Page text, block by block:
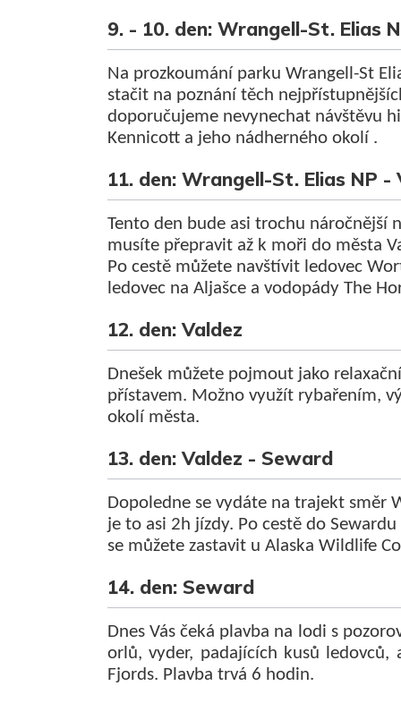
9. - 10. den: Wrangell-St. Elias
Na prozkoumání parku Wrangell-St
stačit na poznání těch
doporučujeme nevynechat návštěvu
Kennicott a jeho nádherného okolí .
11. den: Wrangell-St. Elias NP -
Tento den bude asi trochu náročnější
musíte přepravit až k moři do města
Po cestě můžete navštívit ledovec
ledovec na Aljašce a vodopády The
12. den: Valdez
Dnešek můžete pojmout jako
přístavem. Možno využít rybařením,
okolí města.
13. den: Valdez - Seward
Dopoledne se vydáte na trajekt směr
je to asi 2h jízdy. Po cestě do
se můžete zastavit u Alaska Wildlife
14. den: Seward
Dnes Vás čeká plavba na lodi s
orlů, vyder, padajících kusů
Fjords. Plavba trvá 6 hodin.